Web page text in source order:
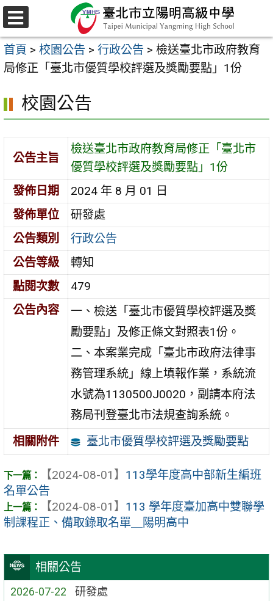
跳
至
主
要
容
區
選
單
首頁 > 校園公告 > 行政公告 > 檢送臺北市政府教育
局修正「臺北市優質學校評選及獎勵要點」1份
相關公告
2026-07-22 研發處
校園公告
公告主旨
檢送臺北市政府教育局修正「臺北市
優質學校評選及獎勵要點」1份
發佈日期
2024 年 8 月 01 日
發佈單位
研發處
公告類別
行政公告
公告等級
轉知
點閱次數
479
公告內容
一、檢送「臺北市優質學校評選及獎
勵要點」及修正條文對照表1份。
二、本案業完成「臺北市政府法律事
務管理系統」線上填報作業，系統流
水號為1130500J0020，副請本府法
務局刊登臺北市法規查詢系統。
相關附件
臺北市優質學校評選及獎勵要點
【2024-08-01】 113學年度高中部新生編班
名單公告
【2024-08-01】 113 學年度臺加高中雙聯學
制課程正、備取錄取名單＿陽明高中